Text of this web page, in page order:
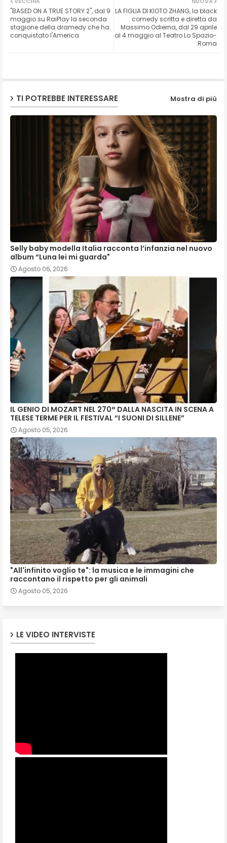
ter ats
ap
LA FIGLIA DI KIOTO ZHANG, la black
comedy scritta e diretta da
Massimo Odierna, dal 29 aprile
al 4 maggio al Teatro Lo Spazio-
Roma
"BASED ON A TRUE STORY 2", dal 9
maggio su RaiPlay la seconda
stagione della dramedy che ha
conquistato l'America
TI POTREBBE INTERESSARE Mostra di più
Selly baby modella Italia racconta l’infanzia nel nuovo
album “Luna lei mi guarda"
Agosto 06, 2026
IL GENIO DI MOZART NEL 270° DALLA NASCITA IN SCENA A
TELESE TERME PER IL FESTIVAL “I SUONI DI SILLENE”
Agosto 05, 2026
"All'infinito voglio te": la musica e le immagini che
raccontano il rispetto per gli animali
Agosto 05, 2026
LE VIDEO INTERVISTE